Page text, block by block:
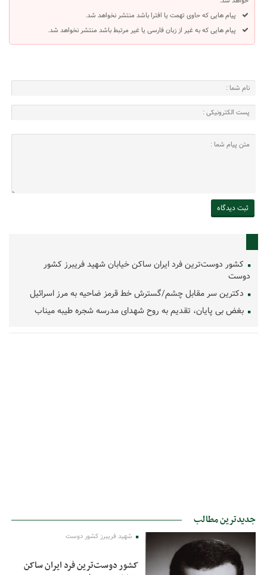
پیام هایی که حاوی تهمت یا افترا باشد منتشر نخواهد شد.
پیام هایی که به غیر از زبان فارسی یا غیر مرتبط باشد منتشر نخواهد شد.
کشور دوست‌ترین فرد ایران ساکن خیابان شهید فریبرز کشور
دوست
دکترین سر مقابل چشم/گسترش خط قرمز ضاحیه به مرز اسرائیل
بغض بی پایان، تقدیم به روح شهدای مدرسه شجره طیبه میناب
جدیدترین مطالب
شهید فریبرز کشور دوست
کشور دوست‌ترین فرد ایران ساکن